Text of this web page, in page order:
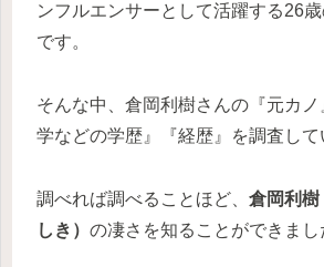
ンフルエンサーとして活躍する26
です。
そんな中、倉岡利樹さんの『元カ
学などの学歴』『経歴』を調査して
調べれば調べることほど、 倉岡利
しき） の凄さを知ることができまし